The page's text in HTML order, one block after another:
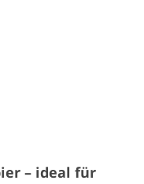
– ideal für